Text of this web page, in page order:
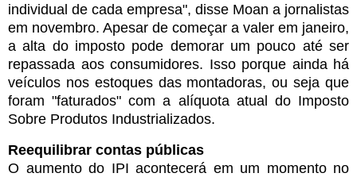
individual de cada empresa", disse Moan a jornalistas
em novembro. Apesar de começar a valer em janeiro,
a alta do imposto pode demorar um pouco até ser
repassada aos consumidores. Isso porque ainda há
veículos nos estoques das montadoras, ou seja que
foram "faturados" com a alíquota atual do Imposto
Sobre Produtos Industrializados.
Reequilibrar contas públicas
O aumento do IPI acontecerá em um momento no